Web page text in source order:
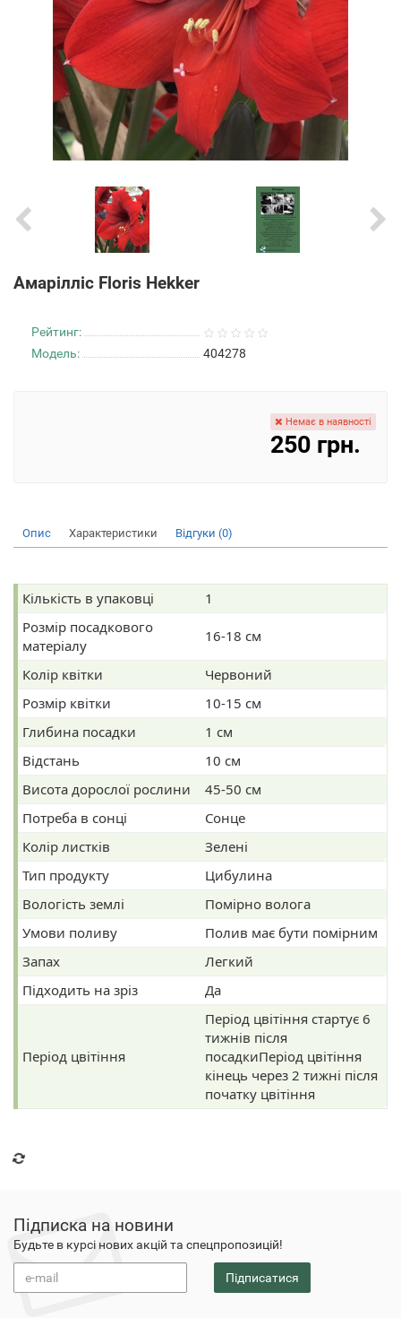
Aмарілліс Floris Hekker
Рейтинг:
Модель:
404278
Немає в наявності
250 грн.
Опис Характеристики Відгуки (0)
Кількість в упаковці
1
Розмір посадкового
матеріалу
16-18 см
Колір квітки
Червоний
Розмір квітки
10-15 см
Глибина посадки
1 см
Відстань
10 см
Висота дорослої рослини
45-50 см
Потреба в сонці
Сонце
Колір листків
Зелені
Тип продукту
Цибулина
Вологість землі
Помірно волога
Умови поливу
Полив має бути помірним
Запах
Легкий
Підходить на зріз
Да
Період цвітіння
Період цвітіння стартує 6
тижнів після
посадкиПеріод цвітіння
кінець через 2 тижні після
початку цвітіння
Підписка на новини
Будьте в курсі нових акцій та спецпропозицій!
Підписатися